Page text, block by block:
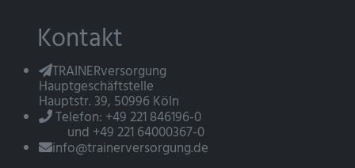
Kontakt
TRAINERversorgung
Hauptgeschäftstelle
Hauptstr. 39, 50996 Köln
Telefon: +49 221 846196-0
und +49 221 64000367-0
info@trainerversorgung.de